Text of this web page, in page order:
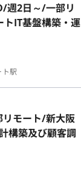
週2日～/一部リ
IT基盤構築・運
駅
リモート/新大阪
構築及び顧客調